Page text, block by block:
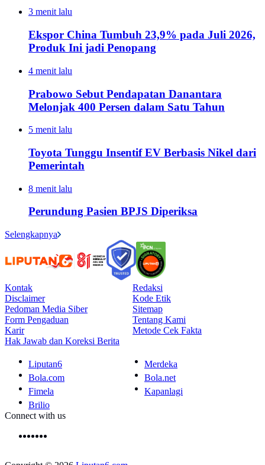
3 menit lalu
Ekspor China Tumbuh 23,9% pada Juli 2026,
Produk Ini jadi Penopang
4 menit lalu
Prabowo Sebut Pendapatan Danantara
Melonjak 400 Persen dalam Satu Tahun
5 menit lalu
Toyota Tunggu Insentif EV Berbasis Nikel dari
Pemerintah
8 menit lalu
Perundung Pasien BPJS Diperiksa
Selengkapnya
Kontak
Redaksi
Disclaimer
Kode Etik
Pedoman Media Siber
Sitemap
Form Pengaduan
Tentang Kami
Karir
Metode Cek Fakta
Hak Jawab dan Koreksi Berita
Liputan6
Merdeka
Bola.com
Bola.net
Fimela
Kapanlagi
Brilio
Connect with us